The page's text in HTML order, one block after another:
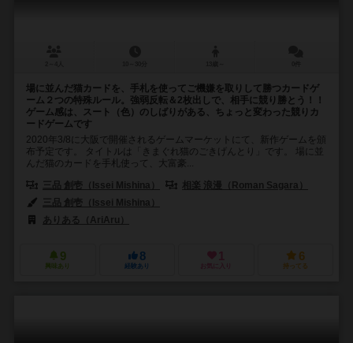
場に並んだ猫カードを、手札を使ってご機嫌を取りして勝つカードゲ
ーム２つの特殊ルール。強弱反転＆2枚出しで、相手に競り勝とう！！
ゲーム感は、スート（色）のしばりがある、ちょっと変わった競りカ
ードゲームです
2020年3/8に大阪で開催されるゲームマーケットにて、新作ゲームを頒
布予定です。 タイトルは「きまぐれ猫のごきげんとり」です。 場に並
んだ猫のカードを手札使って、大富豪...
三品 創壱（Issei Mishina）
相楽 浪漫（Roman Sagara）
三品 創壱（Issei Mishina）
ありある（AriAru）
9
興味あり
8
経験あり
1
お気に入り
6
持ってる